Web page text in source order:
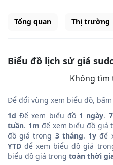
Tổng quan Thị trường
Biểu đồ lịch sử giá
Không tìm
Để đổi vùng xem biểu đồ,
1d Để xem biểu đồ 1 ngày.
tuần. 1m để xem biểu đồ giá
đồ giá trong 3 tháng. 1y để
YTD để xem biểu đồ giá
biểu đồ giá trong toàn thời